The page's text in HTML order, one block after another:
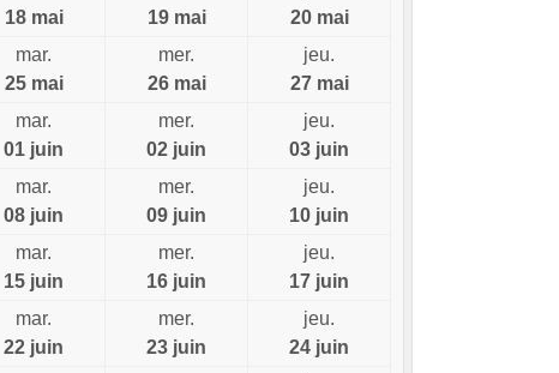
18 mai
19 mai
20 mai
mar.
25 mai
mer.
26 mai
jeu.
27 mai
mar.
01 juin
mer.
02 juin
jeu.
03 juin
mar.
08 juin
mer.
09 juin
jeu.
10 juin
mar.
15 juin
mer.
16 juin
jeu.
17 juin
mar.
22 juin
mer.
23 juin
jeu.
24 juin